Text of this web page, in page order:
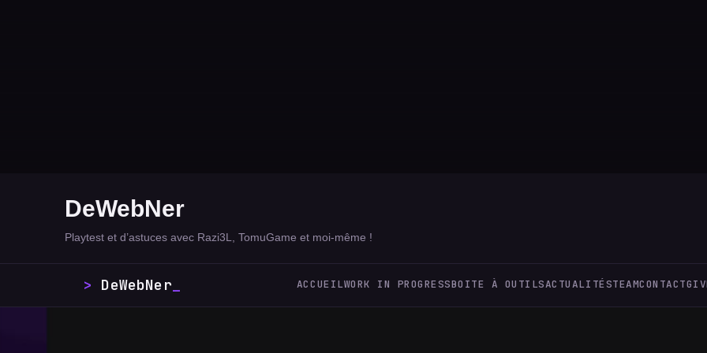
DeWebNer
Playtest et d’astuces avec Razi3L, TomuGame et moi-même !
DeWebNer_ ACCUEILWORK IN PROGRESSBOITE À OUTILSACTUALITÉSTEAMCONTACT